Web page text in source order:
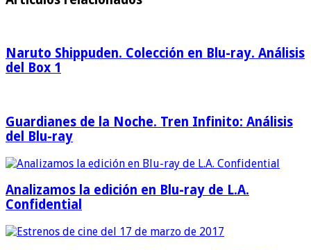
Naruto Shippuden. Colección en Blu-ray. Análisis
del Box 1
Guardianes de la Noche. Tren Infinito: Análisis
del Blu-ray
Analizamos la edición en Blu-ray de L.A.
Confidential